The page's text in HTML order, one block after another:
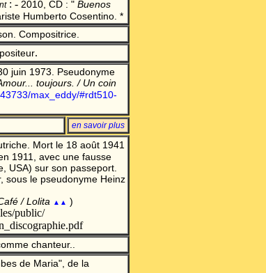
: - 2010, CD : " Buenos
Humberto Cosentino. *
Compositrice.
.
juin 1973. Pseudonyme
toujours. / Un coin
max_eddy/#rdt510-
en savoir plus
Mort le 18 août 1941
1911, avec une fausse
USA) sur son passeport.
sous le pseudonyme Heinz
/Lolita ▲▲ )
public/
chanteur..
de Maria", de la